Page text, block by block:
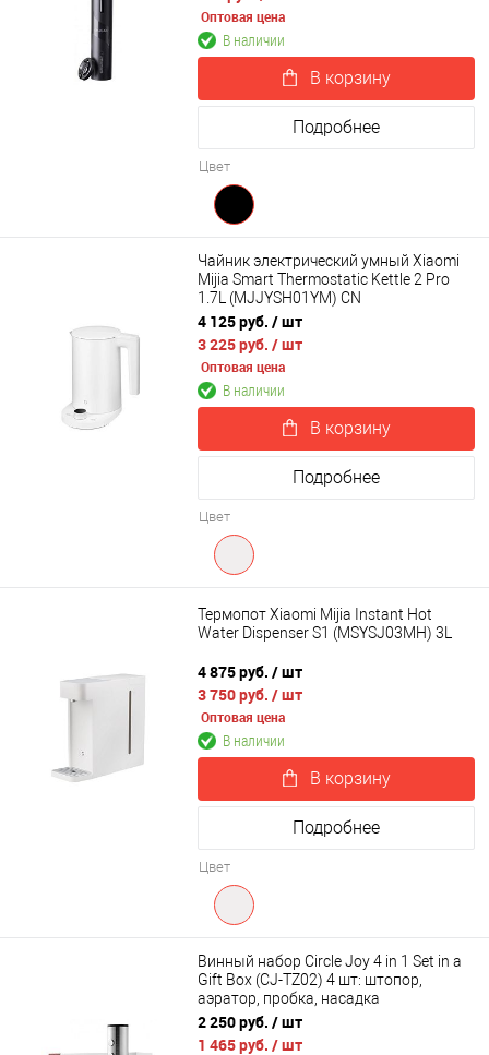
Оптовая цена
В наличии
В корзину
Подробнее
Цвет
Чайник электрический умный Xiaomi
Mijia Smart Thermostatic Kettle 2 Pro
1.7L (MJJYSH01YM) CN
4 125 руб. / шт
3 225 руб. / шт
Оптовая цена
В наличии
В корзину
Подробнее
Цвет
Термопот Xiaomi Mijia Instant Hot
Water Dispenser S1 (MSYSJ03MH) 3L
4 875 руб. / шт
3 750 руб. / шт
Оптовая цена
В наличии
В корзину
Подробнее
Цвет
Винный набор Circle Joy 4 in 1 Set in a
Gift Box (CJ-TZ02) 4 шт: штопор,
аэратор, пробка, насадка
2 250 руб. / шт
1 465 руб. / шт